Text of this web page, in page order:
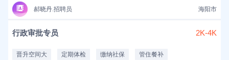
郝晓丹.招聘员 海阳市
行政审批专员 2K-4K
晋升空间大 定期体检 缴纳社保 管住餐补